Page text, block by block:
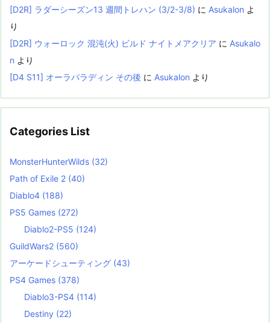
[D2R] ラダーシーズン13 週間トレハン (3/2-3/8) に Asukalon よ
り
[D2R] ウォーロック 混沌(火) ビルド ナイトメアクリア に Asukalo
n より
[D4 S11] オーラパラディン その後 に Asukalon より
Categories List
MonsterHunterWilds (32)
Path of Exile 2 (40)
Diablo4 (188)
PS5 Games (272)
Diablo2-PS5 (124)
GuildWars2 (560)
アーケードシューティング (43)
PS4 Games (378)
Diablo3-PS4 (114)
Destiny (22)